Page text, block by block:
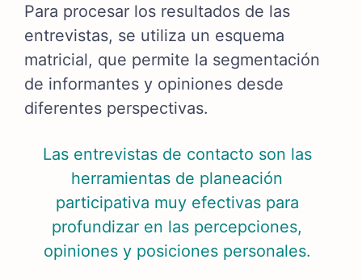
Para procesar los resultados de las
entrevistas, se utiliza un esquema
matricial, que permite la segmentación
de informantes y opiniones desde
diferentes perspectivas.
Las entrevistas de contacto son las
herramientas de planeación
participativa muy efectivas para
profundizar en las percepciones,
opiniones y posiciones personales.